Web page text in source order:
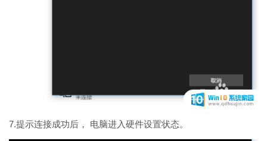
7.提示连接成功后， 电脑进入硬件设置状态。